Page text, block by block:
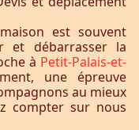
est souvent
et débarrasser la
à Petit-Palais-et-
une épreuve
au mieux
compter sur nous